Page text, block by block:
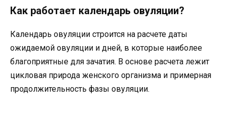
Как работает календарь овуляции?
Календарь овуляции строится на расчете даты
ожидаемой овуляции и дней, в которые наиболее
благоприятные для зачатия. В основе расчета лежит
цикловая природа женского организма и примерная
продолжительность фазы овуляции.